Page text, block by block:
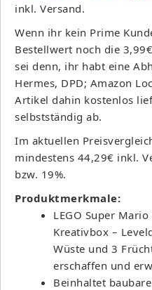
inkl. Versand.
Wenn ihr kein Prime
Bestellwert noch die
sei denn, ihr habt eine
Hermes, DPD; Amazon
Artikel dahin kostenlos
selbstständig ab.
Im aktuellen
mindestens 44,29€ inkl.
bzw. 19%.
Produktmerkmale:
LEGO Super
Kreativbox –
Wüste und 3
erschaffen und
Beinhaltet